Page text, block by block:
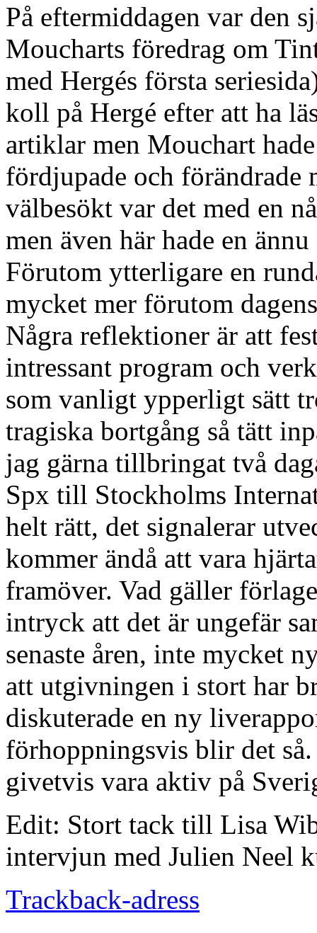
På eftermiddagen var den
Moucharts föredrag om
med Hergés första
koll på Hergé efter att ha
artiklar men Mouchart
fördjupade och
välbesökt var det med en
men även här hade en
Förutom ytterligare en
mycket mer förutom
Några reflektioner är att
intressant program och
som vanligt ypperligt sätt
tragiska bortgång så tätt
jag gärna tillbringat två
Spx till Stockholms
helt rätt, det signalerar
kommer ändå att vara
framöver. Vad gäller
intryck att det är ungefär
senaste åren, inte mycket
att utgivningen i stort har
diskuterade en ny
förhoppningsvis blir det
givetvis vara aktiv på
Edit: Stort tack till Lisa
intervjun med Julien Neel
Trackback-adress